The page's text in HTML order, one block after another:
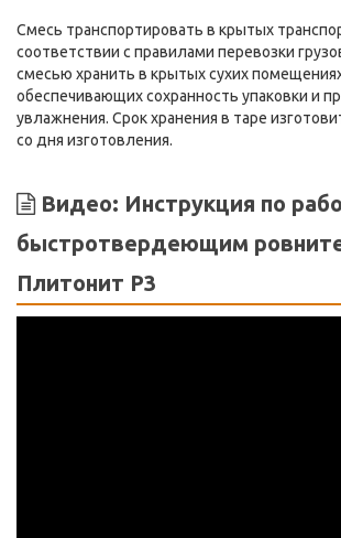
Смесь транспортировать в крытых
соответствии с правилами перевозки
смесью хранить в крытых сухих
обеспечивающих сохранность упаковки и
увлажнения. Срок хранения в таре
со дня изготовления.
Видео: Инструкция по
быстротвердеющим
Плитонит Р3